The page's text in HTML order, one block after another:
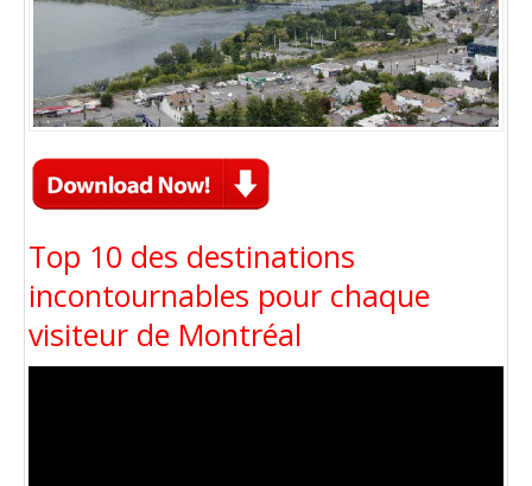
Top 10 des destinations
incontournables pour chaque
visiteur de Montréal